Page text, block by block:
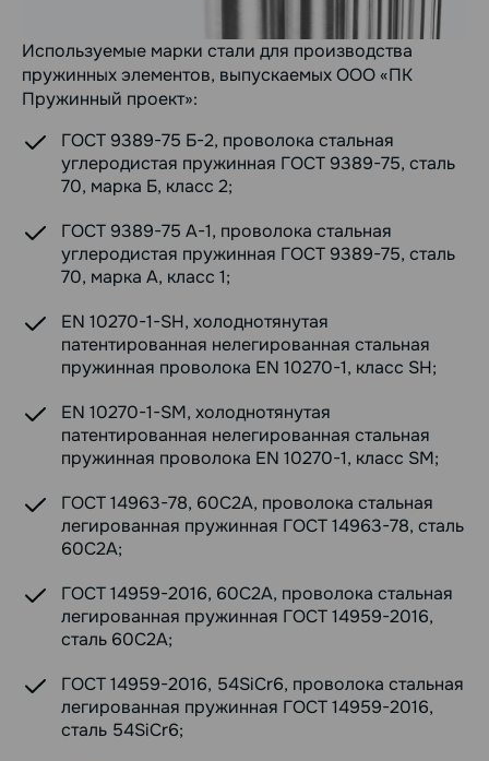
Используемые марки стали для производства
пружинных элементов, выпускаемых ООО «ПК
Пружинный проект»:
ГОСТ 9389-75 Б-2, проволока стальная
углеродистая пружинная ГОСТ 9389-75, сталь
70, марка Б, класс 2;
ГОСТ 9389-75 А-1, проволока стальная
углеродистая пружинная ГОСТ 9389-75, сталь
70, марка А, класс 1;
EN 10270-1-SH, холоднотянутая
патентированная нелегированная стальная
пружинная проволока EN 10270-1, класс SH;
EN 10270-1-SM, холоднотянутая
патентированная нелегированная стальная
пружинная проволока EN 10270-1, класс SM;
ГОСТ 14963-78, 60С2А, проволока стальная
легированная пружинная ГОСТ 14963-78, сталь
60С2А;
ГОСТ 14959-2016, 60С2А, проволока стальная
легированная пружинная ГОСТ 14959-2016,
сталь 60С2А;
ГОСТ 14959-2016, 54SiCr6, проволока стальная
легированная пружинная ГОСТ 14959-2016,
сталь 54SiCr6;